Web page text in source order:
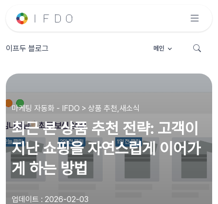
이프두 블로그 메인
마케팅 자동화 - IFDO > 상품 추천,새소식
최근 본 상품 추천 전략: 고객이
지난 쇼핑을 자연스럽게 이어가
게 하는 방법
업데이트 : 2026-02-03